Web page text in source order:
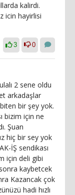
kalirdi.
icin hayirlisi
3 0
2 sene oldu
arkadaşlar
bir şey yok.
bizim için ne
Şuan
hiç bir sey yok
İŞ sendikası
için deli gibi
kaybetcek
Kazancak çok
hadi hızlı